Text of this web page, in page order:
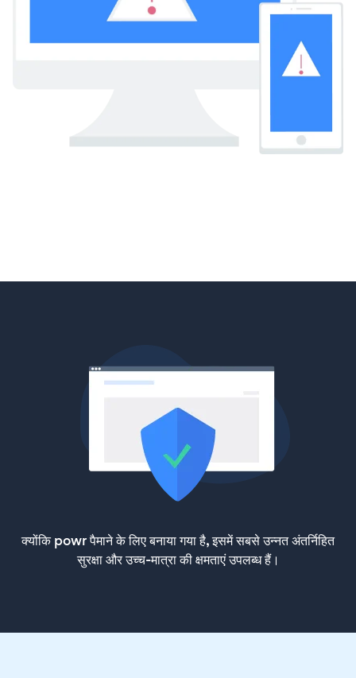
क्योंकि powr पैमाने के लिए बनाया गया है, इसमें सबसे उन्नत अंतर्निहित
सुरक्षा और उच्च-मात्रा की क्षमताएं उपलब्ध हैं।